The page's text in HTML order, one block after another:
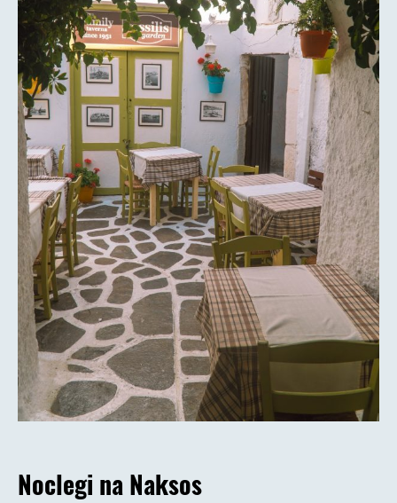
Noclegi na Naksos